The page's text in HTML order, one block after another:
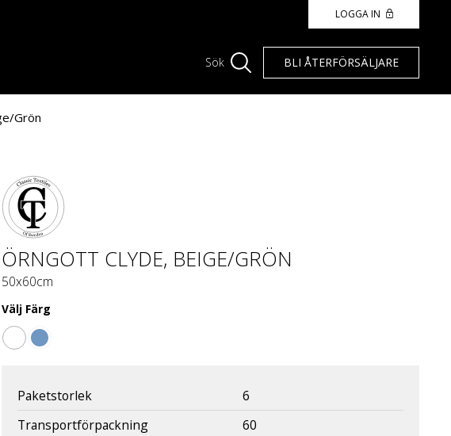
LOGGA IN
Sök BLI ÅTERFÖRSÄLJARE
Grön
ÖRNGOTT CLYDE, BEIGE/GRÖN
50x60cm
Välj Färg
Paketstorlek
6
Transportförpackning
60